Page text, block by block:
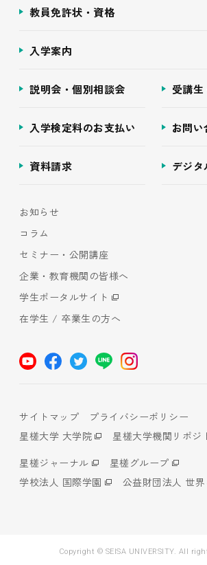
教員免許状・資格
入学案内
説明会・個別相談会 受講
入学検定料のお支払い お問い
資料請求 デジタ
お知らせ
コラム
セミナー・公開講座
企業・教育機関の皆様へ
学生ポータルサイト
在学生 / 卒業生の方へ
サイトマップ
プライバシーポリシー
星槎大学 大学院
星槎大学機関リポジ
星槎ジャーナル
星槎グループ
学校法人 国際学園
公益財団法人 世
Copyright © SEISA UNIVERSITY. All